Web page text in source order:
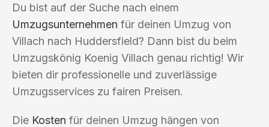
Du bist auf der Suche nach einem
Umzugsunternehmen für deinen Umzug von
Villach nach Huddersfield? Dann bist du beim
Umzugskönig Koenig Villach genau richtig! Wir
bieten dir professionelle und zuverlässige
Umzugsservices zu fairen Preisen.
Die Kosten für deinen Umzug hängen von